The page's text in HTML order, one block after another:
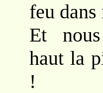
feu
Et
haut la
!